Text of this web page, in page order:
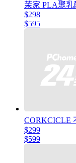
茉家 PLA聚
$298
$595
CORKCICLE
$299
$599